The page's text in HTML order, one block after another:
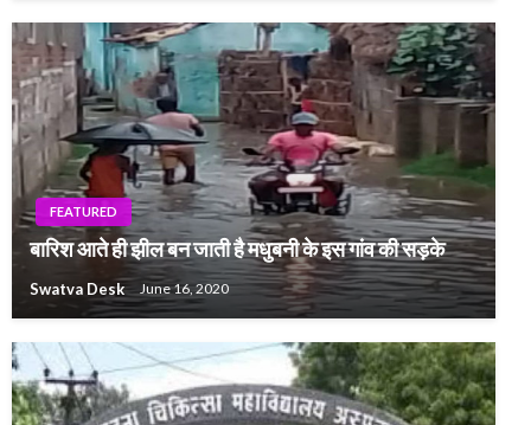
FEATURED
बारिश आते ही झील बन जाती है मधुबनी के इस गांव की सड़के
Swatva Desk June 16, 2020